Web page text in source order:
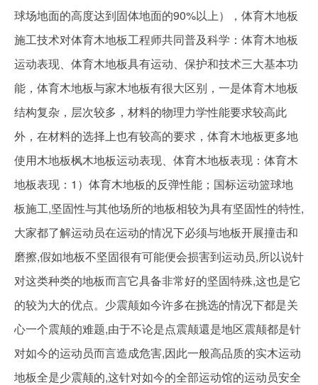
球场地面的高度达到固体地面的90%以上），体育木地板
施工技术对体育木地板工程师共同普及科学：体育木地板
运动表现、体育木地板具有运动、保护和技术三大基本功
能，体育木地板与家木地板有很大区别，一是体育木地板
结构复杂，层次较多，材料的物理力学性能要求较高此
外，在材料的选择上也有较高的要求，体育木地板更多地
使用木地板枫木地板运动表现、体育木地板表现：体育木
地板表现：1）体育木地板的反弹性能；国标运动篮球地
板施工,坚固性与其他场所的地板相较为具有坚固性的特性,
大家都了解运动员在运动的情况下必须与地板开展撞击和
磨擦,假如地板不坚固很有可能便会损害到运动员,所以说针
对这类种类的地板而言它具备非常好的坚固特殊,这也是它
的较为大的优点。少震颠如今许多在挑选的情况下都是关
心一个震颠的难题,由于不论是点震颠還是地区震颠都是针
对如今的运动员而言造成危害,因此一般高品质的实木运动
地板全是少震颠的,这针对如今的全部运动馆的运动员安全